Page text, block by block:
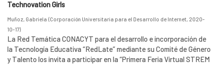
Technovation Girls
Muñoz, Gabriela (Corporación Universitaria para el Desarrollo de Internet, 2020-
10-17)
La Red Temática CONACYT para el desarrollo e incorporación de
la Tecnología Educativa “RedLate” mediante su Comité de Género
y Talento los invita a participar en la “Primera Feria Virtual STREM